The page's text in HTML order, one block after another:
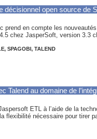
décisionnel open source de
prend en compte les
chez JasperSoft, version 3.3
, SPAGOBI, TALEND
Talend au domaine de
ETL à l’aide de la
flexibilité nécessaire pour tirer